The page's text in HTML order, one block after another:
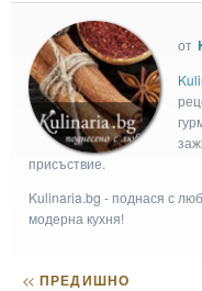
от
присъствие.
Kulinaria.bg - поднася с
модерна кухня!
<< ПРЕДИШНО